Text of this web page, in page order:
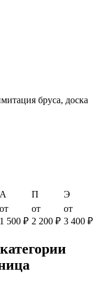
А П
Э
от
1 500 ₽
от
2 200 ₽
от
3 400 ₽